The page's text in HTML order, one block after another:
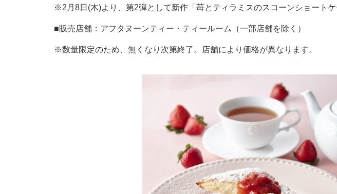
※2月8日(木)より、第2弾として新作「苺とティラミスのスコーンショートケ
■販売店舗：アフタヌーンティー・ティールーム（一部店舗を除く）
※数量限定のため、無くなり次第終了。店舗により価格が異なります。